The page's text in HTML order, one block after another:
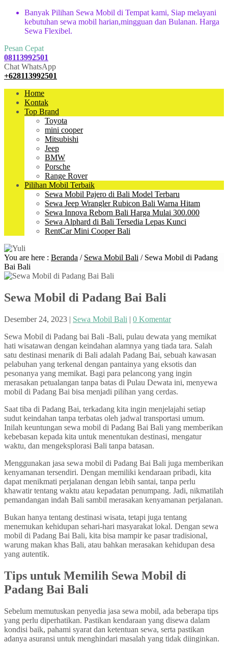
Banyak Pilihan Sewa Mobil di Tempat kami, Siap melayani
kebutuhan sewa mobil harian,mingguan dan Bulanan. Harga
Sewa Flexibel.
Pesan Cepat
08113992501
Chat WhatsApp
+628113992501
Home
Kontak
Top Brand
Toyota
mini cooper
Mitsubishi
Jeep
BMW
Porsche
Range Rover
Pilihan Mobil Terbaik
Sewa Mobil Pajero di Bali Model Terbaru
Sewa Jeep Wrangler Rubicon Bali Warna Hitam
Sewa Innova Reborn Bali Harga Mulai 300.000
Sewa Alphard di Bali Tersedia Lepas Kunci
RentCar Mini Cooper Bali
You are here : Beranda / Sewa Mobil Bali / Sewa Mobil di Padang
Bai Bali
Sewa Mobil di Padang Bai Bali
Desember 24, 2023 | Sewa Mobil Bali | 0 Komentar
Sewa Mobil di Padang bai Bali -Bali, pulau dewata yang memikat
hati wisatawan dengan keindahan alamnya yang tiada tara. Salah
satu destinasi menarik di Bali adalah Padang Bai, sebuah kawasan
pelabuhan yang terkenal dengan pantainya yang eksotis dan
pesonanya yang memikat. Bagi para pelancong yang ingin
merasakan petualangan tanpa batas di Pulau Dewata ini, menyewa
mobil di Padang Bai bisa menjadi pilihan yang cerdas.
Saat tiba di Padang Bai, terkadang kita ingin menjelajahi setiap
sudut keindahan tanpa terbatas oleh jadwal transportasi umum.
Inilah keuntungan sewa mobil di Padang Bai Bali yang memberikan
kebebasan kepada kita untuk menentukan destinasi, mengatur
waktu, dan mengeksplorasi Bali tanpa batasan.
Menggunakan jasa sewa mobil di Padang Bai Bali juga memberikan
kenyamanan tersendiri. Dengan memiliki kendaraan pribadi, kita
dapat menikmati perjalanan dengan lebih santai, tanpa perlu
khawatir tentang waktu atau kepadatan penumpang. Jadi, nikmatilah
pemandangan indah Bali sambil merasakan kenyamanan perjalanan.
Bukan hanya tentang destinasi wisata, tetapi juga tentang
menemukan kehidupan sehari-hari masyarakat lokal. Dengan sewa
mobil di Padang Bai Bali, kita bisa mampir ke pasar tradisional,
warung makan khas Bali, atau bahkan merasakan kehidupan desa
yang autentik.
Tips untuk Memilih Sewa Mobil di
Padang Bai Bali
Sebelum memutuskan penyedia jasa sewa mobil, ada beberapa tips
yang perlu diperhatikan. Pastikan kendaraan yang disewa dalam
kondisi baik, pahami syarat dan ketentuan sewa, serta pastikan
adanya asuransi untuk menghindari masalah yang tidak diinginkan.